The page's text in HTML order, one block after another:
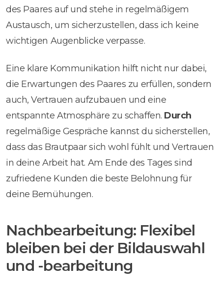
des Paares auf und stehe in regelmäßigem
Austausch, um sicherzustellen, dass ich keine
wichtigen Augenblicke verpasse.
Eine klare Kommunikation hilft nicht nur dabei,
die Erwartungen des Paares zu erfüllen, sondern
auch, Vertrauen aufzubauen und eine
entspannte Atmosphäre zu schaffen. Durch
regelmäßige Gespräche kannst du sicherstellen,
dass das Brautpaar sich wohl fühlt und Vertrauen
in deine Arbeit hat. Am Ende des Tages sind
zufriedene Kunden die beste Belohnung für
deine Bemühungen.
Nachbearbeitung: Flexibel
bleiben bei der Bildauswahl
und -bearbeitung